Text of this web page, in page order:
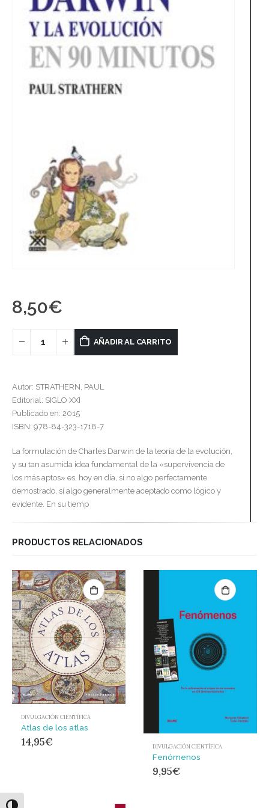
8,50€
AÑADIR AL CARRITO
Autor: STRATHERN, PAUL
Editorial: SIGLO XXI
Publicado en: 2015
ISBN: 978-84-323-1718-7
La formulación de Charles Darwin de la teoría de la evolución,
y su tan asumida idea fundamental de la «supervivencia de
los más aptos» es, hoy en día, si no algo perfectamente
demostrado, sí algo generalmente aceptado como lógico y
evidente. En su tiemp
PRODUCTOS RELACIONADOS
DIVULGACIÓN CIENTÍFICA
Atlas de los atlas
14,95€ DIVULGACIÓN CIENTÍFICA
Fenómenos
9,95€